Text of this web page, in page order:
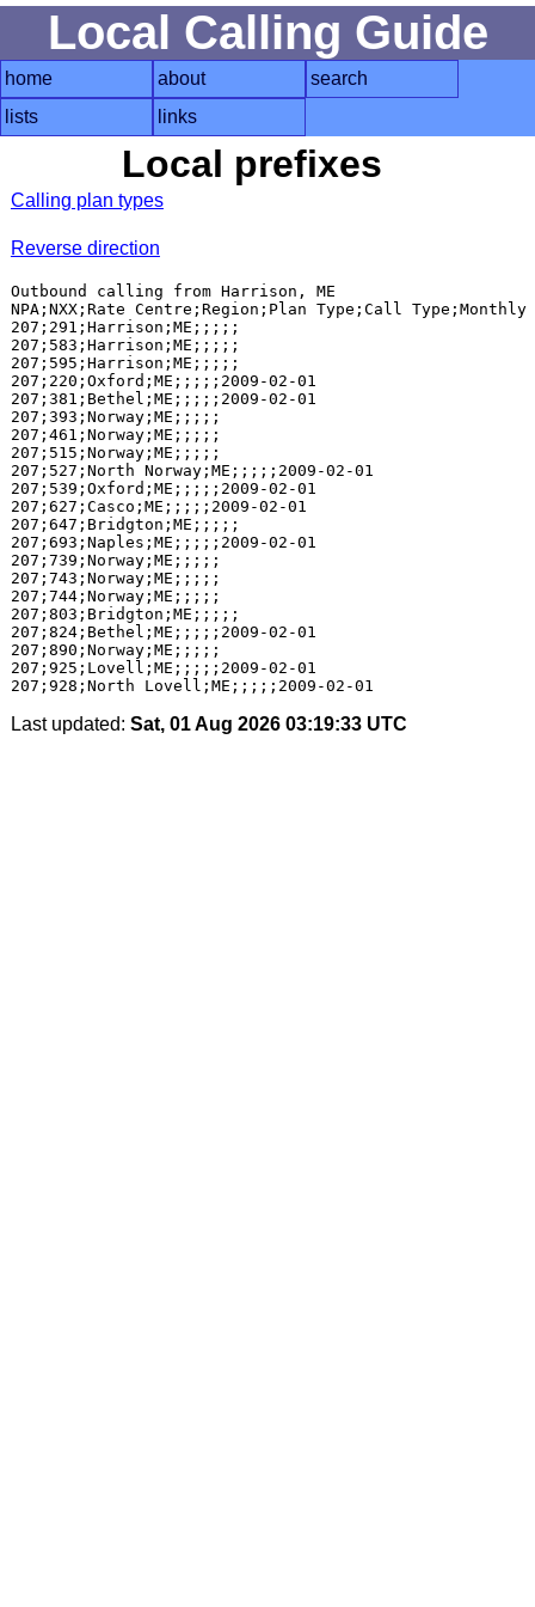
Local Calling Guide
home about
search
lists
links
Local prefixes
Calling plan types
Reverse direction
Outbound calling from Harrison, ME
NPA;NXX;Rate Centre;Region;Plan Type;Call
207;291;Harrison;ME;;;;;
207;583;Harrison;ME;;;;;
207;595;Harrison;ME;;;;;
207;220;Oxford;ME;;;;;2009-02-01
207;381;Bethel;ME;;;;;2009-02-01
207;393;Norway;ME;;;;;
207;461;Norway;ME;;;;;
207;515;Norway;ME;;;;;
207;527;North Norway;ME;;;;;2009-02-01
207;539;Oxford;ME;;;;;2009-02-01
207;627;Casco;ME;;;;;2009-02-01
207;647;Bridgton;ME;;;;;
207;693;Naples;ME;;;;;2009-02-01
207;739;Norway;ME;;;;;
207;743;Norway;ME;;;;;
207;744;Norway;ME;;;;;
207;803;Bridgton;ME;;;;;
207;824;Bethel;ME;;;;;2009-02-01
207;890;Norway;ME;;;;;
207;925;Lovell;ME;;;;;2009-02-01
Last updated: Sat, 01 Aug 2026 03:19:33 UTC